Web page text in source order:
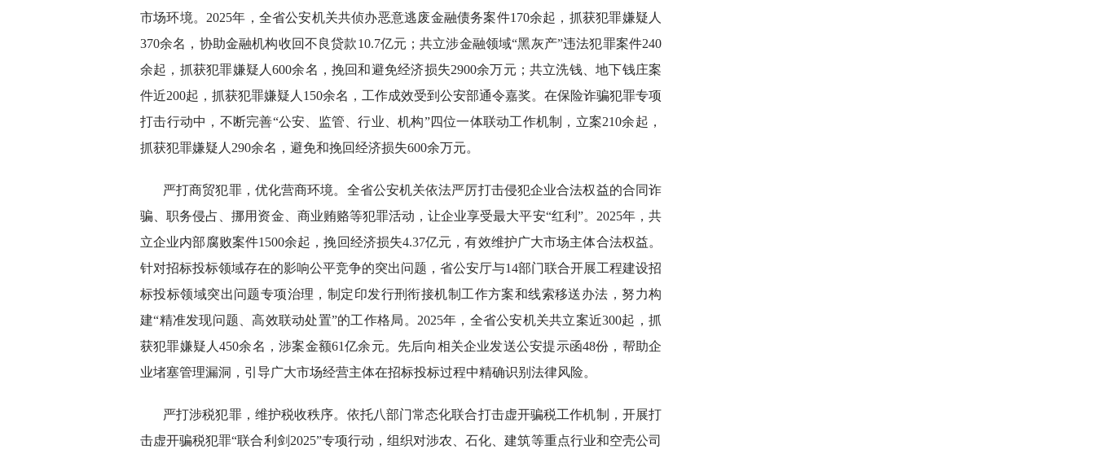
市场环境。2025年，全省公安机关共侦办恶意逃废金融债务案件170余起，抓获犯罪嫌疑人
370余名，协助金融机构收回不良贷款10.7亿元；共立涉金融领域“黑灰产”违法犯罪案件240
余起，抓获犯罪嫌疑人600余名，挽回和避免经济损失2900余万元；共立洗钱、地下钱庄案
件近200起，抓获犯罪嫌疑人150余名，工作成效受到公安部通令嘉奖。在保险诈骗犯罪专项
打击行动中，不断完善“公安、监管、行业、机构”四位一体联动工作机制，立案210余起，
抓获犯罪嫌疑人290余名，避免和挽回经济损失600余万元。
严打商贸犯罪，优化营商环境。全省公安机关依法严厉打击侵犯企业合法权益的合同诈
骗、职务侵占、挪用资金、商业贿赂等犯罪活动，让企业享受最大平安“红利”。2025年，共
立企业内部腐败案件1500余起，挽回经济损失4.37亿元，有效维护广大市场主体合法权益。
针对招标投标领域存在的影响公平竞争的突出问题，省公安厅与14部门联合开展工程建设招
标投标领域突出问题专项治理，制定印发行刑衔接机制工作方案和线索移送办法，努力构
建“精准发现问题、高效联动处置”的工作格局。2025年，全省公安机关共立案近300起，抓
获犯罪嫌疑人450余名，涉案金额61亿余元。先后向相关企业发送公安提示函48份，帮助企
业堵塞管理漏洞，引导广大市场经营主体在招标投标过程中精确识别法律风险。
严打涉税犯罪，维护税收秩序。依托八部门常态化联合打击虚开骗税工作机制，开展打
击虚开骗税犯罪“联合利剑2025”专项行动，组织对涉农、石化、建筑等重点行业和空壳公司